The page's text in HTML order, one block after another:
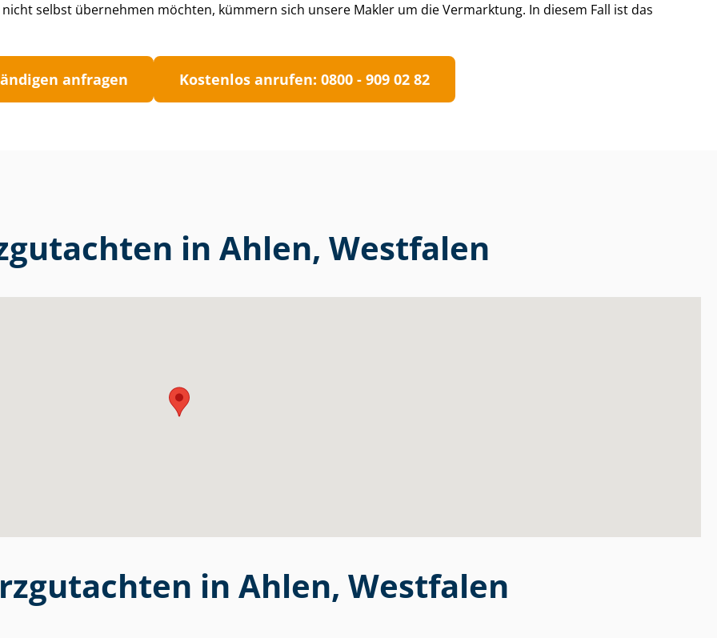
selbst übernehmen möchten, kümmern sich unsere Makler um die Vermarktung. In diesem Fall ist das
anfragen Kostenlos anrufen: 0800 - 909 02 82
in Ahlen, Westfalen
in Ahlen, Westfalen